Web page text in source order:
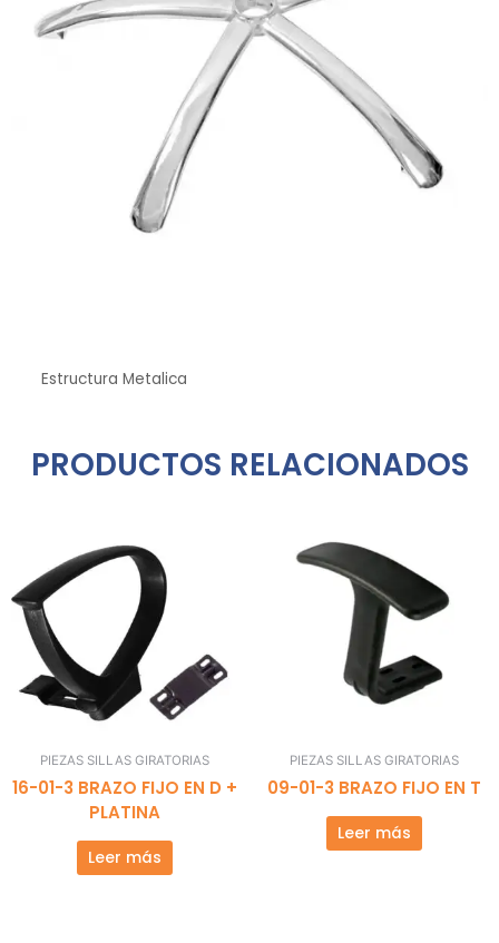
Estructura Metalica
PRODUCTOS RELACIONADOS
PIEZAS SILLAS GIRATORIAS
16-01-3 BRAZO FIJO EN D +
PLATINA
Leer más
PIEZAS SILLAS GIRATORIAS
09-01-3 BRAZO FIJO EN T
Leer más